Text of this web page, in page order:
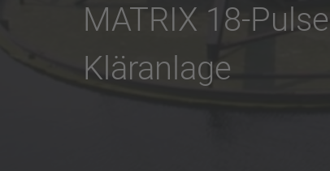
MATRIX 18-
Kläranlage